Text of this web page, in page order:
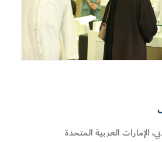
الإمارات العربية المتحدة